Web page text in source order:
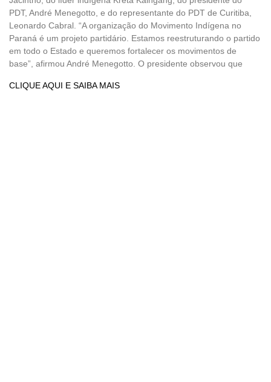
PDT, André Menegotto, e do representante do PDT de Curitiba,
Leonardo Cabral. “A organização do Movimento Indígena no
Paraná é um projeto partidário. Estamos reestruturando o partido
em todo o Estado e queremos fortalecer os movimentos de
base”, afirmou André Menegotto. O presidente observou que
CLIQUE AQUI E SAIBA MAIS